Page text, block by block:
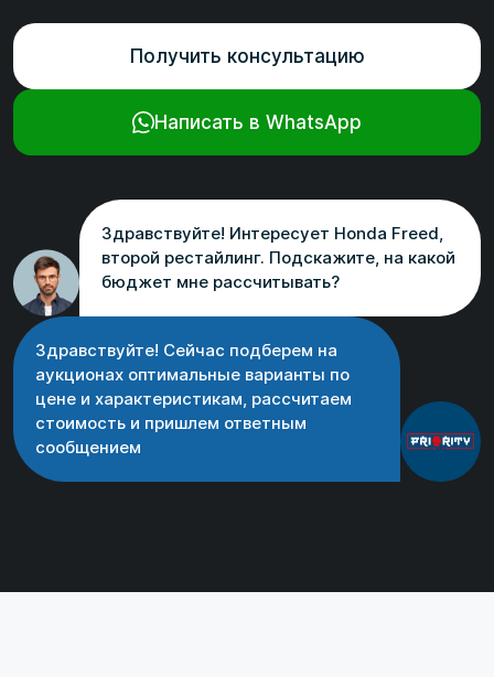
Получить консультацию
Написать в WhatsApp
Здравствуйте! Интересует Honda Freed,
второй рестайлинг. Подскажите, на какой
бюджет мне рассчитывать?
Здравствуйте! Сейчас подберем на
аукционах оптимальные варианты по
цене и характеристикам, рассчитаем
стоимость и пришлем ответным
сообщением